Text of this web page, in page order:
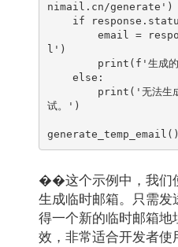
nimail.cn/generate')
l')
试。')
generate_temp_email()
��这个示例中，我们
生成临时邮箱。只需
得一个新的临时邮箱
效，非常适合开发者使